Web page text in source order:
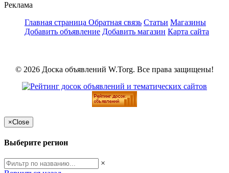
Реклама
Главная страница Обратная связь Статьи Магазины
Добавить объявление Добавить магазин Карта сайта
© 2026 Доска объявлений W.Torg. Все права защищены!
×Close
Выберите регион
×